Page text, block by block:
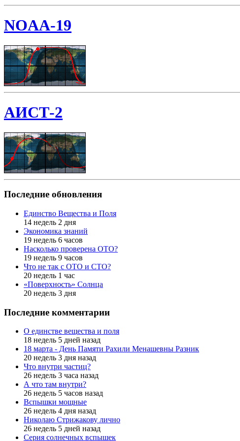
NOAA-19
АИСТ-2
Последние обновления
Единство Вещества и Поля
14 недель 2 дня
Экономика знаний
19 недель 6 часов
Насколько проверена ОТО?
19 недель 9 часов
Что не так с ОТО и СТО?
20 недель 1 час
«Поверхность» Солнца
20 недель 3 дня
Последние комментарии
О единстве вещества и поля
18 недель 5 дней назад
18 марта - День Памяти Рахили Менашевны Разник
20 недель 3 дня назад
Что внутри частиц?
26 недель 3 часа назад
А что там внутри?
26 недель 5 часов назад
Вспышки мощные
26 недель 4 дня назад
Николаю Стрижакову лично
26 недель 5 дней назад
Серия солнечных вспышек